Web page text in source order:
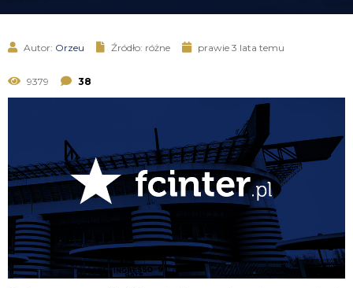
PUCHARY
DLA TIFOSICH
SERWIS
Autor: Orzeu Źródło: różne prawie 3 lata temu
9379 38